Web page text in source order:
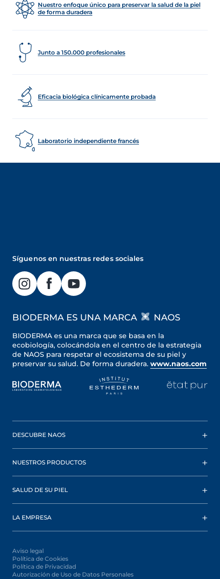
Nuestro enfoque único para preservar la salud de la piel
de forma duradera
Junto a 150.000 profesionales
Eficacia biológica clínicamente probada
Laboratorio independiente francés
Síguenos en nuestras redes sociales
BIODERMA ES UNA MARCA NAOS
BIODERMA es una marca que se basa en la
ecobiología, colocándola en el centro de la estrategia
de NAOS para respetar el ecosistema de su piel y
preservar su salud. De forma duradera. www.naos.com
DESCUBRE NAOS
NUESTROS PRODUCTOS
SALUD DE SU PIEL
LA EMPRESA
Aviso legal
Política de Cookies
Política de Privacidad
Autorización de Uso de Datos Personales